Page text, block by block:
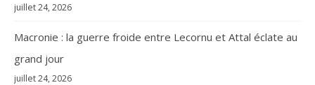
juillet 24, 2026
Macronie : la guerre froide entre Lecornu et Attal éclate au
grand jour
juillet 24, 2026